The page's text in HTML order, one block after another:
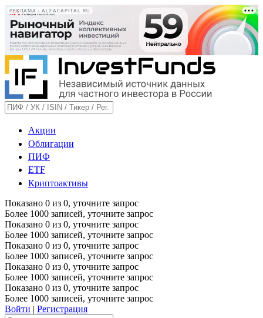
РЕКЛАМА • ALFACAPITAL.RU
Акции
Облигации
ПИФ
ETF
Криптоактивы
Показано 0 из 0, уточните запрос
Более 1000 записей, уточните запрос
Показано 0 из 0, уточните запрос
Более 1000 записей, уточните запрос
Показано 0 из 0, уточните запрос
Более 1000 записей, уточните запрос
Показано 0 из 0, уточните запрос
Более 1000 записей, уточните запрос
Показано 0 из 0, уточните запрос
Более 1000 записей, уточните запрос
Войти | Регистрация